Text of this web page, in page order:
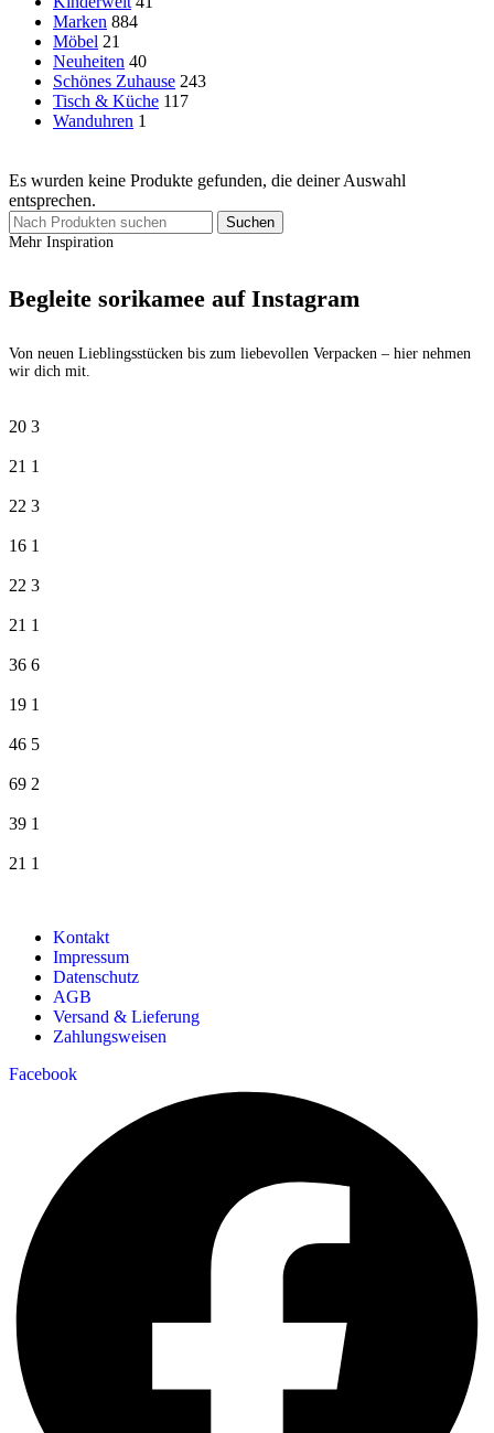
Marken 884
Möbel 21
Neuheiten 40
Schönes Zuhause 243
Tisch & Küche 117
Wanduhren 1
Es wurden keine Produkte gefunden, die deiner Auswahl
entsprechen.
Suchen
Mehr Inspiration
Begleite sorikamee auf Instagram
Von neuen Lieblingsstücken bis zum liebevollen Verpacken – hier nehmen
wir dich mit.
20 3
21 1
22 3
16 1
22 3
21 1
36 6
19 1
46 5
69 2
39 1
21 1
Kontakt
Impressum
Datenschutz
AGB
Versand & Lieferung
Zahlungsweisen
Facebook